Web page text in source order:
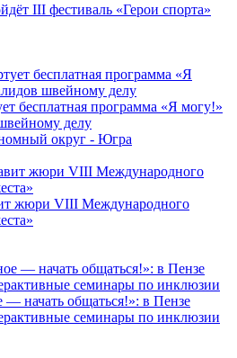
III фестиваль «Герои спорта»
бесплатная программа «Я могу!»
делу
округ - Югра
жюри VIII Международного
— начать общаться!»: в Пензе
семинары по инклюзии